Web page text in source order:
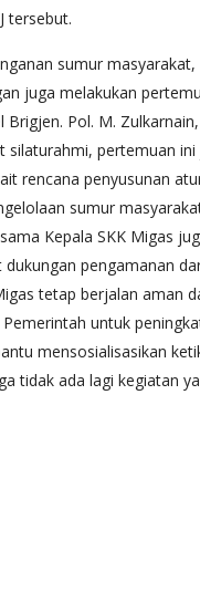
tersebut.
sumur masyarakat,
juga melakukan
Brigjen. Pol. M. Zulkarnain,
silaturahmi, pertemuan
rencana penyusunan
sumur
Kepala SKK Migas
pengamanan
tetap berjalan aman
untuk
mensosialisasikan
tidak ada lagi kegiatan